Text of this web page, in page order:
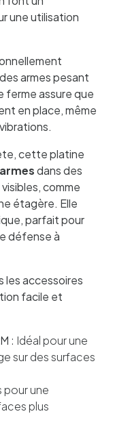
une utilisation
armes pesant
ferme assure que
en place, même
cette platine
dans des
comme
étagère. Elle
parfait pour
défense à
les accessoires
facile et
: Idéal pour une
sur des surfaces
pour une
plus